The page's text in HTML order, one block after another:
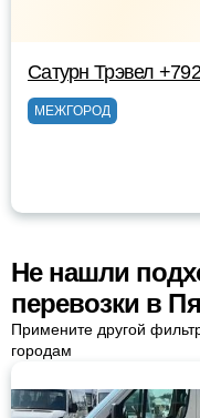
Сатурн Трэвел
МЕЖГОРОД
Не нашли
перевозки в
Примените другой
городам